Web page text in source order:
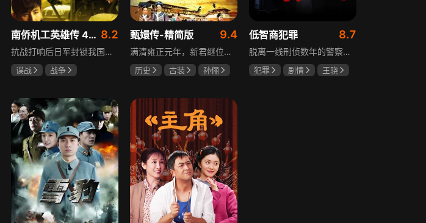
南侨机工英雄传 43集版 8.2
抗战打响后日军封锁我国运输路线，神鼓滇缅公路撑起抗战后勤补给，因急缺司机和技工，三千余名南洋华侨毅然归国共赴国难。方家兄弟是典型代表，大哥方天海表面投靠日军实为中共地下工作者，委曲求全游走生死间；弟弟方千树从纨绔子弟成长为抗日战士。剧集以真实历史为背景，展现华侨爱国情怀与民族大义。
谍战
战争
甄嬛传-精简版 9.4
满清雍正元年，新君继位后朝堂看似祥和实则暗流涌动，后宫华妃与皇后分庭抗礼，各方势力裹挟其中凶险异常，太后主持选秀拉开帷幕，大理寺少卿甄远道长女甄嬛意外得雍正赏识步入皇宫，在皇后与华妃的夹击下，甄嬛小心周旋忍辱负重，不得不用智慧保护自己，一次次卷入残酷宫闱斗争。
历史 古装
孙俪
低智商犯罪 8.7
脱离一线刑侦数年的警察张一昂，因省厅匿名举报信被派往三江口调查。他刚到就遇刑警队长被害，洗清嫌疑时意外抓获连环杀人案凶手，迅速建立声望。张一昂锁定当地富商周荣团伙，蠢贼间勾心斗角的蝴蝶效应助警方屡建奇功，最终查明同僚遇害真相，让真凶落网。剧集以喜剧风格展现刑侦故事，充满黑色幽默。
犯罪 剧情
王骁